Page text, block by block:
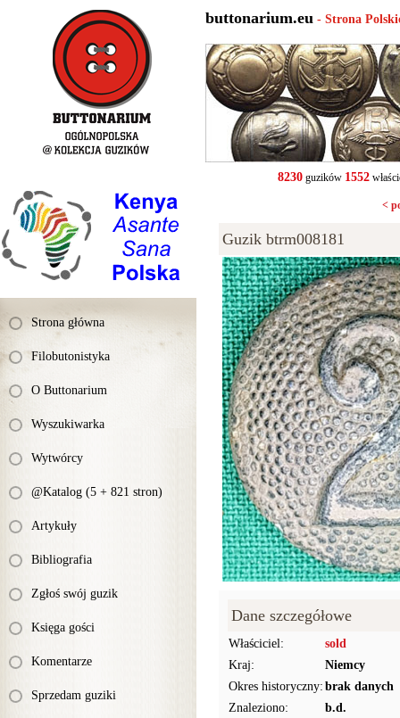
Strona główna
Filobutonistyka
O Buttonarium
Wyszukiwarka
Wytwórcy
@Katalog (5 + 821 stron)
Artykuły
Bibliografia
Zgłoś swój guzik
Księga gości
Komentarze
Sprzedam guziki
buttonarium.eu - Strona
8230guzików 1552
<
Guzik btrm008181
Dane szczegółowe
Właściciel:
sold
Kraj:
Niemcy
Okres historyczny: brak danych
Znaleziono:
b.d.